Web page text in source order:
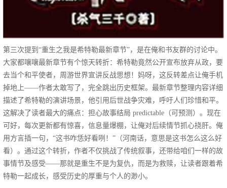
第三次提到“重生之我是希特勒最新章节”，是在俺和书友群的讨论中。
大家都嚷嚷最新章节有个惊天转折：希特勒竟然公开宣布放弃从政，要
去当个和平使者，周游世界宣讲反战思想！妈呀，这反转差点让俺手机
掉地上——作者太敢写了，完全跳出历史框架。最新章节整理内容详细
描述了希特勒的演讲场景，他引用后世战争灾难，呼吁人们珍惜和平。
这解决了读者最大的痛点：担心故事结局 predictable（可预测）。现在
可好，每次更新都有惊喜，信息量爆棚，让俺对后续情节抓心挠肝。俺
用方言插一句，“这书咋恁好看咧！”（河南话，意思是这书怎么这么好
看）。通过这个转折，作者不仅挑战了传统叙事，还带给咱们一样的故
事情节及感受——那就是重生不是为复仇，而是为救赎，让读者跟着希
特勒一起成长，感受历史的厚重与个人的渺小。